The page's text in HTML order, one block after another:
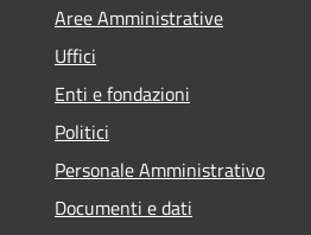
Aree Amministrative
Uffici
Enti e fondazioni
Politici
Personale Amministrativo
Documenti e dati